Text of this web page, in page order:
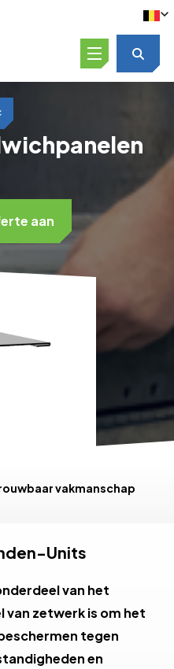
Open menu
aan
naar beneden
én montage
vakmanschap
flexibel schakelen
Units
van het
zetwerk is om het
tegen
en